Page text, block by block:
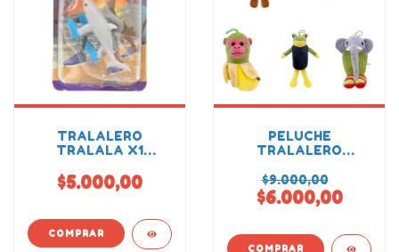
TRALALERO
TRALALA X1
$5.000,00
PELUCHE
TRALALERO
$9.000,00
$6.000,00